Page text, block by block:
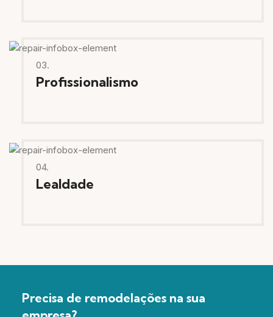
03.
Profissionalismo
04.
Lealdade
Precisa de remodelações na sua